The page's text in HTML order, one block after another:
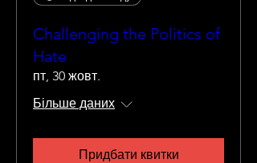
Challenging the Politics of
Hate
пт, 30 жовт.
Більше даних
Придбати квитки